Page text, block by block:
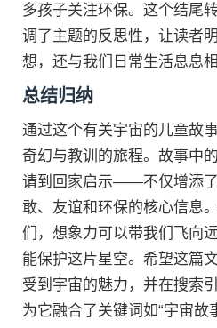
多孩子关注环保。这个结尾
调了主题的反思性，让读者
想，还与我们日常生活息息相
总结归纳
通过这个有关宇宙的儿童故
奇幻与教训的旅程。故事
请到回家启示——不仅增添
敢、友谊和环保的核心信息
们，想象力可以带我们飞向
能保护这片星空。希望这篇
受到宇宙的魅力，并在搜索
为它融合了关键词如“宇宙故